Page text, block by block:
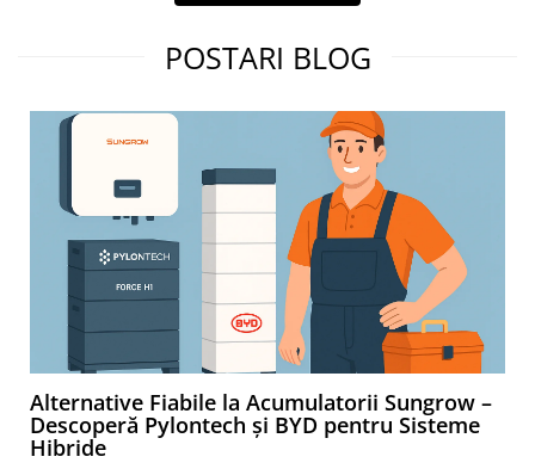
POSTARI BLOG
Alternative Fiabile la Acumulatorii Sungrow –
Descoperă Pylontech și BYD pentru Sisteme
Hibride